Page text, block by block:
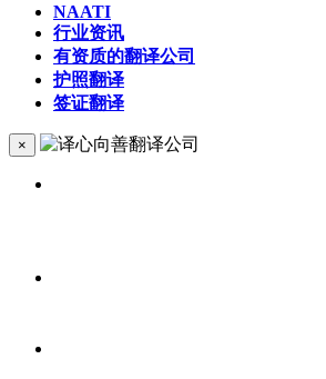
NAATI
行业资讯
有资质的翻译公司
护照翻译
签证翻译
×